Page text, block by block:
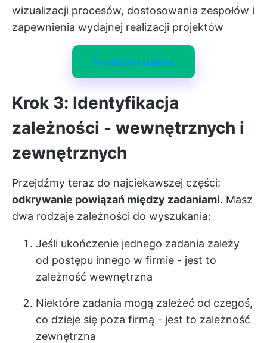
wizualizacji procesów, dostosowania zespołów i
zapewnienia wydajnej realizacji projektów
Pobierz ten szablon
Krok 3: Identyfikacja
zależności - wewnętrznych i
zewnętrznych
Przejdźmy teraz do najciekawszej części:
odkrywanie powiązań między zadaniami. Masz
dwa rodzaje zależności do wyszukania:
Jeśli ukończenie jednego zadania zależy
od postępu innego w firmie - jest to
zależność wewnętrzna
Niektóre zadania mogą zależeć od czegoś,
co dzieje się poza firmą - jest to zależność
zewnętrzna